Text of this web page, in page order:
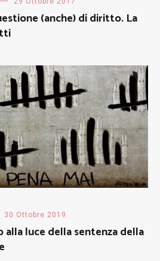
(anche) di diritto. La
30 Ottobre 2019
alla luce della sentenza della